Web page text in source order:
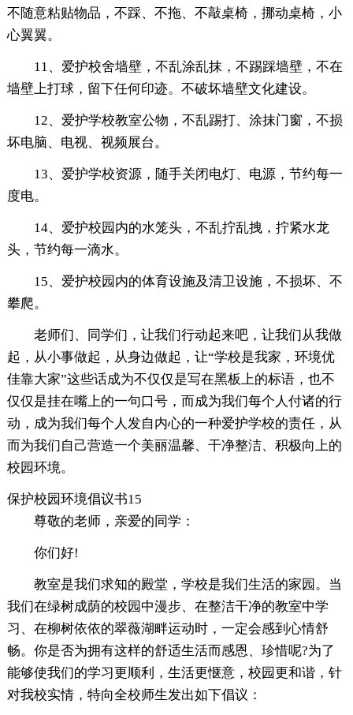
不随意粘贴物品，不踩、不拖、不敲桌椅，挪动桌椅，小
心翼翼。
11、爱护校舍墙壁，不乱涂乱抹，不踢踩墙壁，不在
墙壁上打球，留下任何印迹。不破坏墙壁文化建设。
12、爱护学校教室公物，不乱踢打、涂抹门窗，不损
坏电脑、电视、视频展台。
13、爱护学校资源，随手关闭电灯、电源，节约每一
度电。
14、爱护校园内的水笼头，不乱拧乱拽，拧紧水龙
头，节约每一滴水。
15、爱护校园内的体育设施及清卫设施，不损坏、不
攀爬。
老师们、同学们，让我们行动起来吧，让我们从我做
起，从小事做起，从身边做起，让“学校是我家，环境优
佳靠大家”这些话成为不仅仅是写在黑板上的标语，也不
仅仅是挂在嘴上的一句口号，而成为我们每个人付诸的行
动，成为我们每个人发自内心的一种爱护学校的责任，从
而为我们自己营造一个美丽温馨、干净整洁、积极向上的
校园环境。
保护校园环境倡议书15
尊敬的老师，亲爱的同学：
你们好!
教室是我们求知的殿堂，学校是我们生活的家园。当
我们在绿树成荫的校园中漫步、在整洁干净的教室中学
习、在柳树依依的翠薇湖畔运动时，一定会感到心情舒
畅。你是否为拥有这样的舒适生活而感恩、珍惜呢?为了
能够使我们的学习更顺利，生活更惬意，校园更和谐，针
对我校实情，特向全校师生发出如下倡议：